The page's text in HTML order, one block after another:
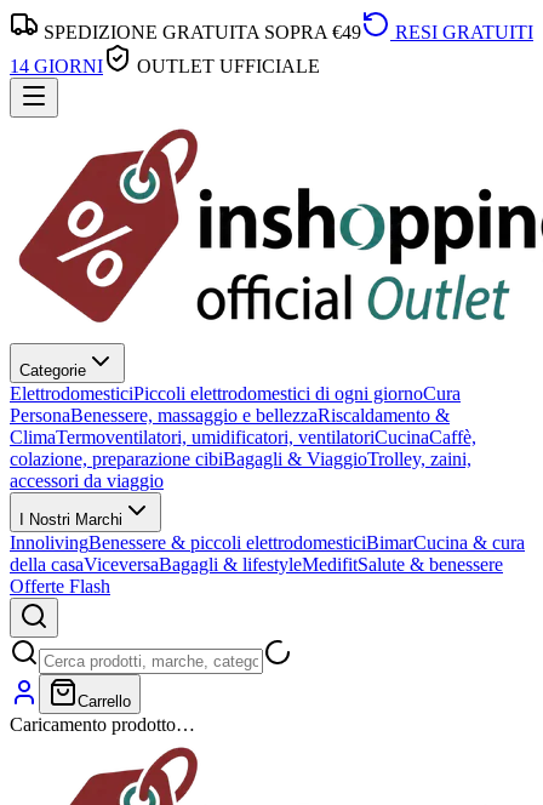
SPEDIZIONE GRATUITA SOPRA €49
RESI GRATUITI
14 GIORNI
OUTLET UFFICIALE
Categorie
ElettrodomesticiPiccoli elettrodomestici di ogni giornoCura
PersonaBenessere, massaggio e bellezzaRiscaldamento &
ClimaTermoventilatori, umidificatori, ventilatoriCucinaCaffè,
colazione, preparazione cibiBagagli & ViaggioTrolley, zaini,
accessori da viaggio
I Nostri Marchi
InnolivingBenessere & piccoli elettrodomesticiBimarCucina & cura
della casaViceversaBagagli & lifestyleMedifitSalute & benessere
Offerte Flash
Carrello
Caricamento prodotto…